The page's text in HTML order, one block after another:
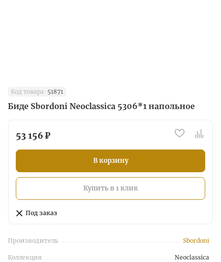
Код товара: 51871
Биде Sbordoni Neoclassica 5306*1 напольное
53 156 ₽
В корзину
Купить в 1 клик
Под заказ
Производитель Sbordoni
Коллекция Neoclassica